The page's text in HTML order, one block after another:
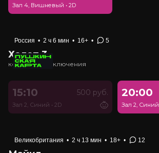
Зал 4, Вишневый • 2D
Россия • 2 ч 6 мин • 16+ • 5
Холоп 3
комедия, приключения
15:10 500 руб.
Зал 2, Синий • 2D
20:00
Зал 2, Синий
Великобритания • 2 ч 13 мин • 18+ • 12